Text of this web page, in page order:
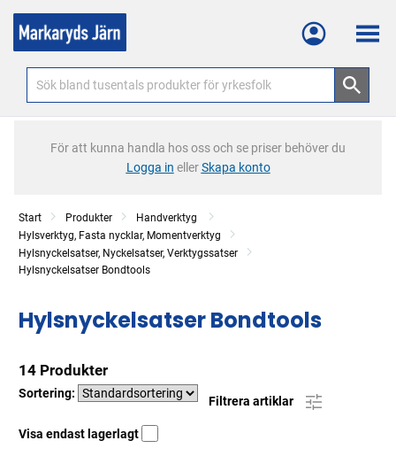
Meny
För att kunna handla hos oss och se priser behöver du
Logga in ellerSkapa konto
Start Produkter
Handverktyg
Hylsverktyg, Fasta nycklar, Momentverktyg
Hylsnyckelsatser, Nyckelsatser, Verktygssatser
Hylsnyckelsatser Bondtools
Hylsnyckelsatser Bondtools
14 Produkter
Sortering:
Filtrera artiklar
Visa endast lagerlagt